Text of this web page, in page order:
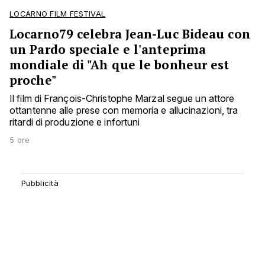
LOCARNO FILM FESTIVAL
Locarno79 celebra Jean-Luc Bideau con
un Pardo speciale e l'anteprima
mondiale di "Ah que le bonheur est
proche"
Il film di François-Christophe Marzal segue un attore
ottantenne alle prese con memoria e allucinazioni, tra
ritardi di produzione e infortuni
5 ore